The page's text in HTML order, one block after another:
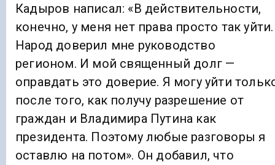
Кадыров написал: «В действительности,
конечно, у меня нет права просто так уйти.
Народ доверил мне руководство
регионом. И мой священный долг —
оправдать это доверие. Я могу уйти
после того, как получу разрешение от
граждан и Владимира Путина как
президента. Поэтому любые разговоры я
оставлю на потом». Он добавил, что